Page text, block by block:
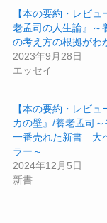
【本の要約・レビュ
老孟司の人生論』～
の考え方の根拠がわ
2023年9月28日
エッセイ
【本の要約・レビュ
カの壁』/養老孟司
一番売れた新書 大
ラー～
2024年12月5日
新書